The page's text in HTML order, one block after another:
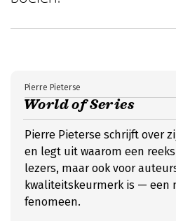
World of Series
Pierre Pieterse
Pierre Pieterse schrijft over
en legt uit waarom een
lezers, maar ook voor
kwaliteitskeurmerk is — een
fenomeen.